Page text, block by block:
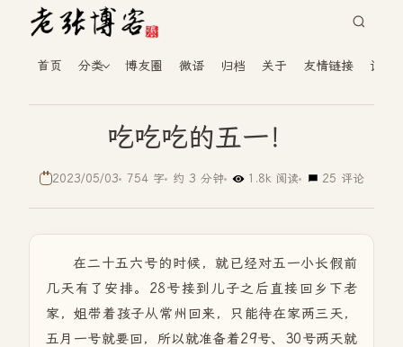
首页 分类 博友圈 微语 归档 关于 友情链接 读者
吃吃吃的五一！
2023/05/03 754 字 约 3 分钟 1.8k 阅读 25 评论
在二十五六号的时候，就已经对五一小长假前
几天有了安排。28号接到儿子之后直接回乡下老
家，姐带着孩子从常州回来，只能待在家两三天，
五月一号就要回，所以就准备着29号、30号两天就